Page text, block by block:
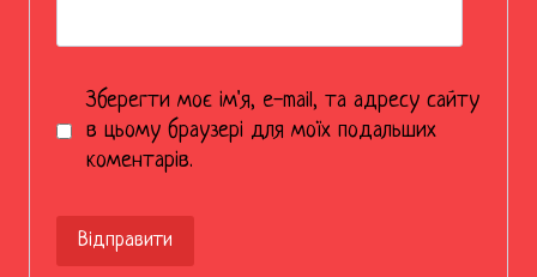
Зберегти моє ім'я, e-mail, та адресу сайту
в цьому браузері для моїх подальших
коментарів.